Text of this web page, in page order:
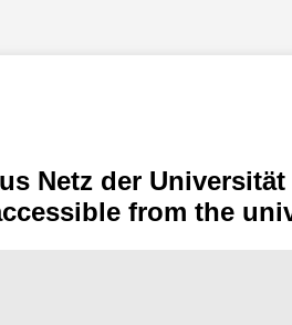
Netz der
from the